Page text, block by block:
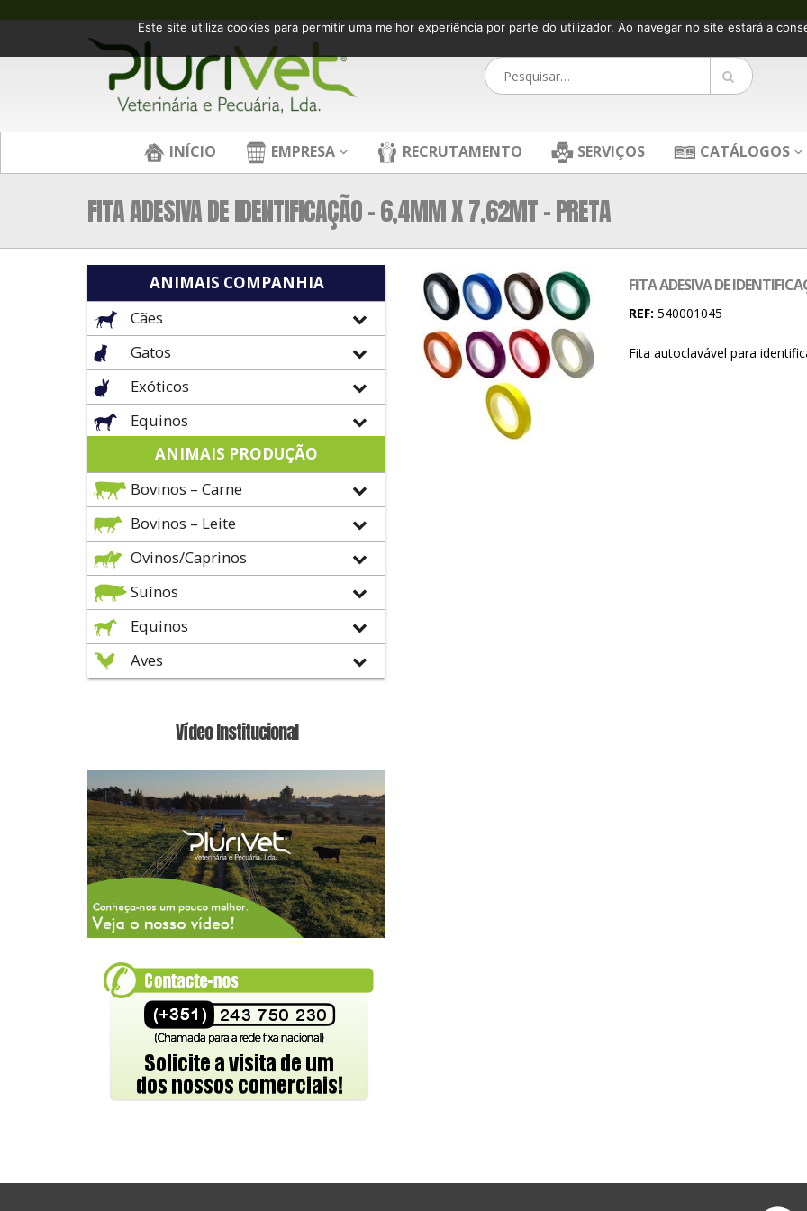
INÍCIO EMPRESA RECRUTAMENTO SERVIÇOS CATÁLOGOS
FITA ADESIVA DE IDENTIFICAÇÃO – 6,4MM X 7,62MT – PRETA
FITA ADESIVA DE
REF: 540001045
Fita autoclavável para
ANIMAIS COMPANHIA
Cães
Gatos
Exóticos
Equinos
ANIMAIS PRODUÇÃO
Bovinos – Carne
Bovinos – Leite
Ovinos/Caprinos
Suínos
Equinos
Aves
Vídeo Institucional
Este site utiliza cookies para permitir uma melhor experiência por parte do utilizador. Ao navegar no site estará a